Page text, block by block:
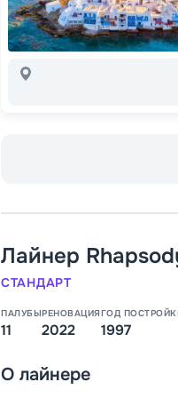
Лайнер
СТАНДАРТ
ПАЛУБЫ
11
РЕНОВАЦИЯ
2022
ГОД
1997
О лайнере